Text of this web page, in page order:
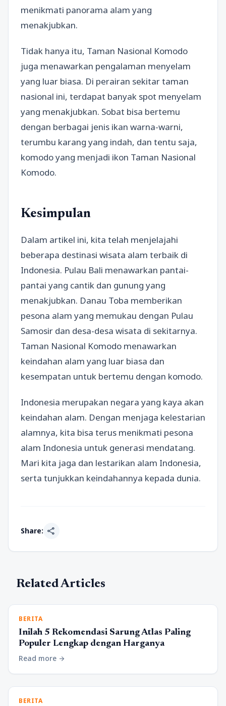
menikmati panorama alam yang
menakjubkan.
Tidak hanya itu, Taman Nasional Komodo
juga menawarkan pengalaman menyelam
yang luar biasa. Di perairan sekitar taman
nasional ini, terdapat banyak spot menyelam
yang menakjubkan. Sobat bisa bertemu
dengan berbagai jenis ikan warna-warni,
terumbu karang yang indah, dan tentu saja,
komodo yang menjadi ikon Taman Nasional
Komodo.
Kesimpulan
Dalam artikel ini, kita telah menjelajahi
beberapa destinasi wisata alam terbaik di
Indonesia. Pulau Bali menawarkan pantai-
pantai yang cantik dan gunung yang
menakjubkan. Danau Toba memberikan
pesona alam yang memukau dengan Pulau
Samosir dan desa-desa wisata di sekitarnya.
Taman Nasional Komodo menawarkan
keindahan alam yang luar biasa dan
kesempatan untuk bertemu dengan komodo.
Indonesia merupakan negara yang kaya akan
keindahan alam. Dengan menjaga kelestarian
alamnya, kita bisa terus menikmati pesona
alam Indonesia untuk generasi mendatang.
Mari kita jaga dan lestarikan alam Indonesia,
serta tunjukkan keindahannya kepada dunia.
Share: share
Related Articles
BERITA
Inilah 5 Rekomendasi Sarung Atlas Paling
Populer Lengkap dengan Harganya
Read more arrow_forward
BERITA